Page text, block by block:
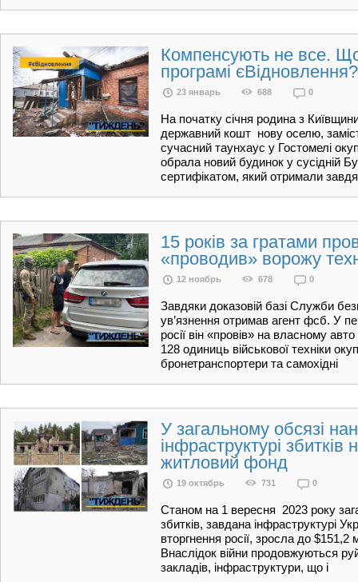
Компенсують не все.
програмі єВідновлення?
23 январь 688 0
На початку січня родина з
державний кошт нову оселю,
сучасний таунхаус у Гостомелі
обрала новий будинок у сусідній
сертифікатом, який отримали
15 років за гратами
«проводив» ворожу
12 ноябрь 678 0
Завдяки доказовій базі Служби
ув’язнення отримав агент фсб. У
росії він «провів» на власному
128 одиниць військової техніки
бронетранспортери та самохідні
У загальному обсязі
інфраструктурі
житловий фонд
19 октябрь 731 0
Станом на 1 вересня 2023 року
збитків, завдана інфраструктурі
вторгнення росії, зросла до
Внаслідок війни продовжуються
закладів, інфраструктури, що і